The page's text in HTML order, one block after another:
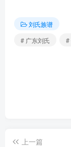
刘氏族谱
# 广东刘氏
#
上一篇